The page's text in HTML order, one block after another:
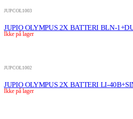
JUPCOL1003
JUPIO OLYMPUS 2X BATTERI BLN-
Ikke på lager
JUPCOL1002
JUPIO OLYMPUS 2X BATTERI LI-
Ikke på lager